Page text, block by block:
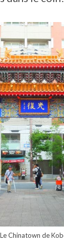
Le Chinatown de